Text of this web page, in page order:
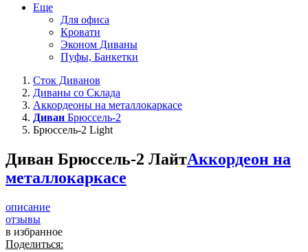
Еще
Для офиса
Кровати
Эконом Диваны
Пуфы, Банкетки
Сток Диванов
Диваны со Склада
Аккордеоны на металлокаркасе
Диван Брюссель-2
Брюссель-2 Light
Диван Брюссель-2 ЛайтАккордеон на
металлокаркасе
описание
отзывы
в избранное
Поделиться: